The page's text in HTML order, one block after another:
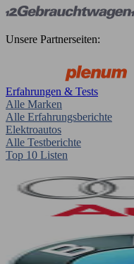
Unsere Partnerseiten:
Erfahrungen & Tests
Alle Marken
Alle Erfahrungsberichte
Elektroautos
Alle Testberichte
Top 10 Listen